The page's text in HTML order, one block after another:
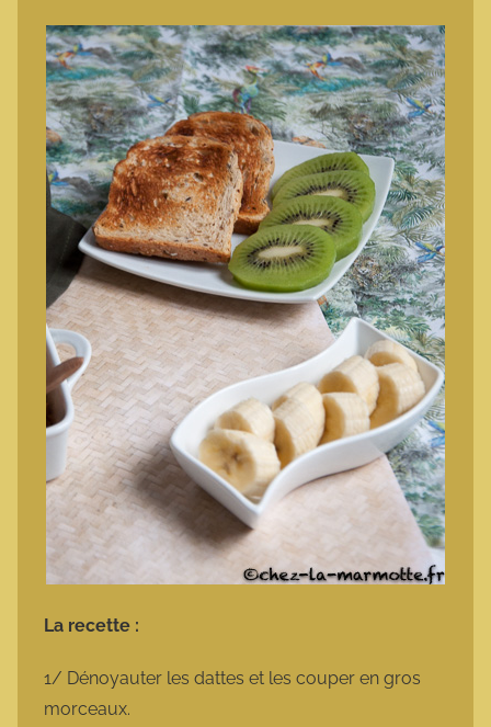
La recette :
1/ Dénoyauter les dattes et les couper en gros
morceaux.